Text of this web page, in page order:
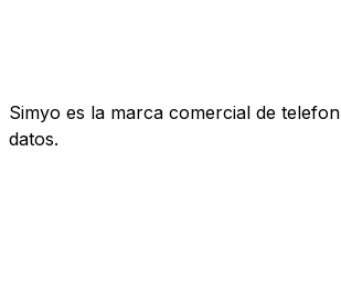
Simyo es la marca comercial de
datos.